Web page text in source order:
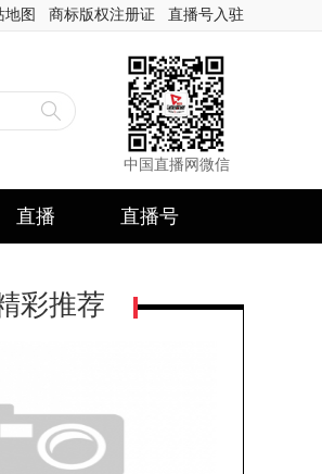
地图 商标版权注册证 直播号入驻
中国直播网微信
直播 直播号
彩推荐